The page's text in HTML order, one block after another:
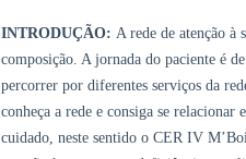
INTRODUÇÃO: A rede de atenção à
composição. A jornada do paciente é
percorrer por diferentes serviços da
conheça a rede e consiga se
cuidado, neste sentido o CER IV